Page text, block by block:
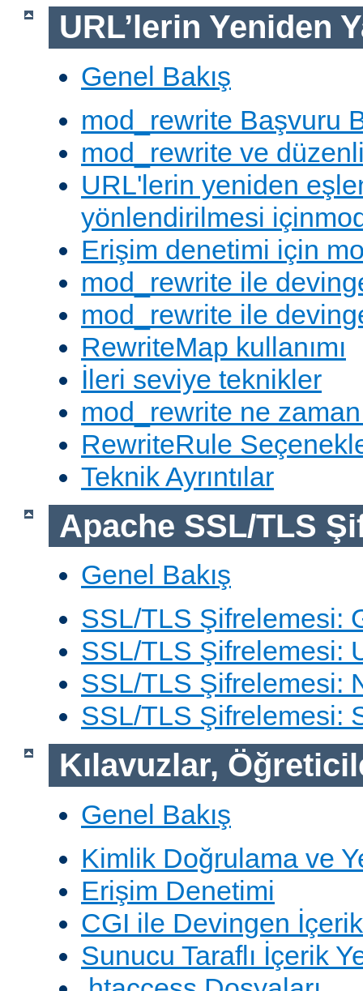
URL’lerin Yeniden
Genel Bakış
mod_rewrite Başvuru
mod_rewrite ve
URL'lerin yeniden
yönlendirilmesi
Erişim denetimi için
mod_rewrite ile
mod_rewrite ile
RewriteMap kullanımı
İleri seviye teknikler
mod_rewrite ne
RewriteRule
Teknik Ayrıntılar
Apache SSL/TLS
Genel Bakış
SSL/TLS Şifrelemesi:
SSL/TLS Şifrelemesi:
SSL/TLS Şifrelemesi:
SSL/TLS Şifrelemesi:
Kılavuzlar,
Genel Bakış
Kimlik Doğrulama ve
Erişim Denetimi
CGI ile Devingen İçerik
Sunucu Taraflı İçerik